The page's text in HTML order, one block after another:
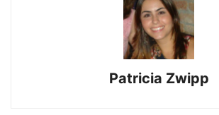
Patricia Zwipp